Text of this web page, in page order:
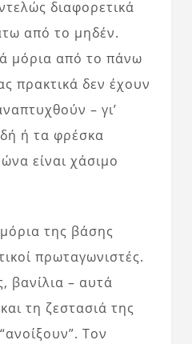
διαφορετικά
από το μηδέν.
μόρια από το πάνω
πρακτικά δεν έχουν
– γι’
ή τα φρέσκα
είναι χάσιμο
της βάσης
πρωταγωνιστές.
βανίλια – αυτά
τη ζεστασιά της
Τον